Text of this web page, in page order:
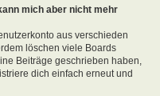
mich aber nicht mehr
aus verschieden
löschen viele Boards
Beiträge geschrieben haben,
dich einfach erneut und